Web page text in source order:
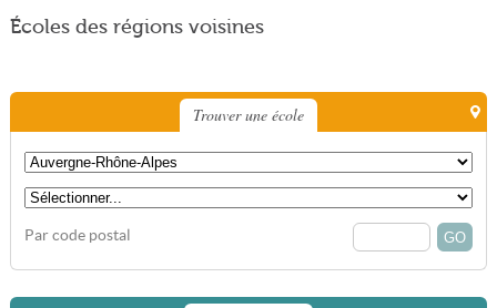
Écoles des régions voisines
Trouver une école
Par code postal